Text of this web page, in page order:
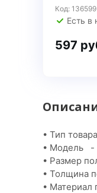
Код: 136599
Есть в
597
• Тип
• Модель -
• Размер
• Толщина
•